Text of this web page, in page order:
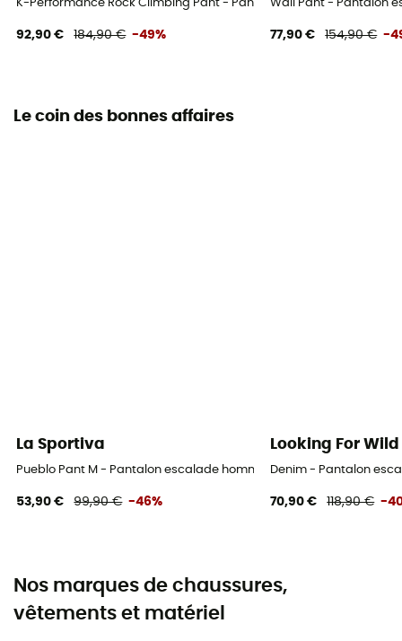
K-Performance Rock Climbing Pant - Pantalon escalade homme
92,90 € 184,90 € -49%
Wall Pant - Pantalon
77,90 € 154,90 € -
Le coin des bonnes affaires
La Sportiva
Pueblo Pant M - Pantalon escalade homme
53,90 € 99,90 € -46%
Looking For Wild
Denim - Pantalon
70,90 € 118,90 € -
Nos marques de chaussures,
vêtements et matériel